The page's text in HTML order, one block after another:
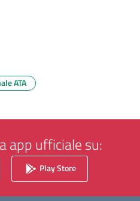
ATA
app ufficiale su:
Play Store